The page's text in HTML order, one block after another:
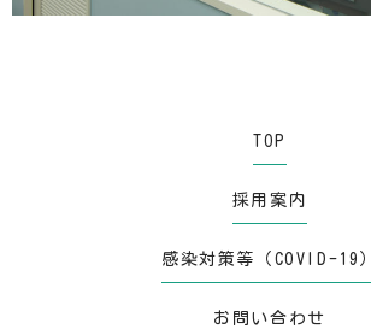
TOP
採用案内
感染対策等（COVID-19）
お問い合わせ